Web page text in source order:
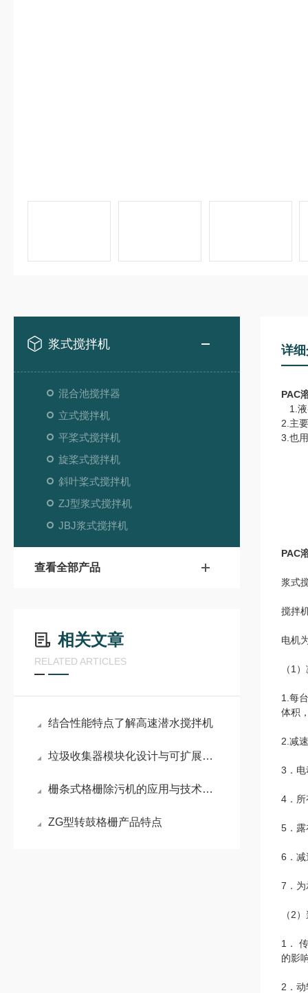
浆式搅拌机
混合池搅拌器
立式搅拌机
平桨式搅拌机
旋桨式搅拌机
斜叶桨式搅拌机
ZJ型浆式搅拌机
JBJ浆式搅拌机
查看全部产品
相关文章
RELATED ARTICLES
结合性能特点了解高速潜水搅拌机
垃圾收集器模块化设计与可扩展性发展趋势展望
栅条式格栅除污机的应用与技术创新
ZG型转鼓格栅产品特点
详
PAC
1.液
2.主
3.也
PAC
浆式
搅拌
电机
（1
1.每
体积
2.减
3．电
4．所
5．露
6．减
7．为
（2
1．
的影
2．